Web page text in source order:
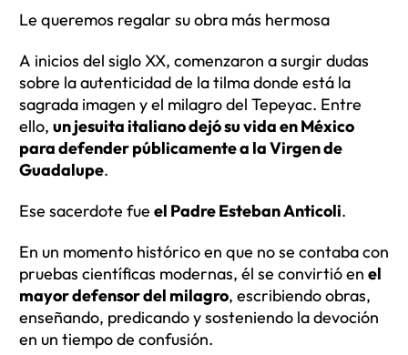
Le queremos regalar su obra más hermosa
A inicios del siglo XX, comenzaron a surgir dudas
sobre la autenticidad de la tilma donde está la
sagrada imagen y el milagro del Tepeyac. Entre
ello, un jesuita italiano dejó su vida en México
para defender públicamente a la Virgen de
Guadalupe.
Ese sacerdote fue el Padre Esteban Anticoli.
En un momento histórico en que no se contaba con
pruebas científicas modernas, él se convirtió en el
mayor defensor del milagro, escribiendo obras,
enseñando, predicando y sosteniendo la devoción
en un tiempo de confusión.